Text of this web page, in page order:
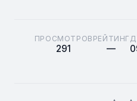
ПРОСМОТРОВ
291
РЕЙТИНГ
—